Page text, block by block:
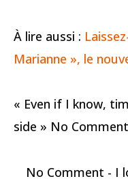
À lire aussi :
Marianne », le
« Even if I know,
side » No Comment
No Comment - I